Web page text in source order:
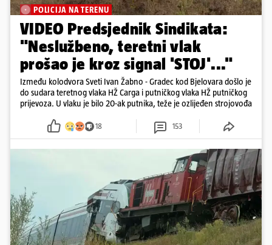
POLICIJA NA TERENU
VIDEO Predsjednik Sindikata:
"Neslužbeno, teretni vlak
prošao je kroz signal 'STOJ'..."
Između kolodvora Sveti Ivan Žabno - Gradec kod Bjelovara došlo je
do sudara teretnog vlaka HŽ Carga i putničkog vlaka HŽ putničkog
prijevoza. U vlaku je bilo 20-ak putnika, teže je ozlijeđen strojovođa
18 153